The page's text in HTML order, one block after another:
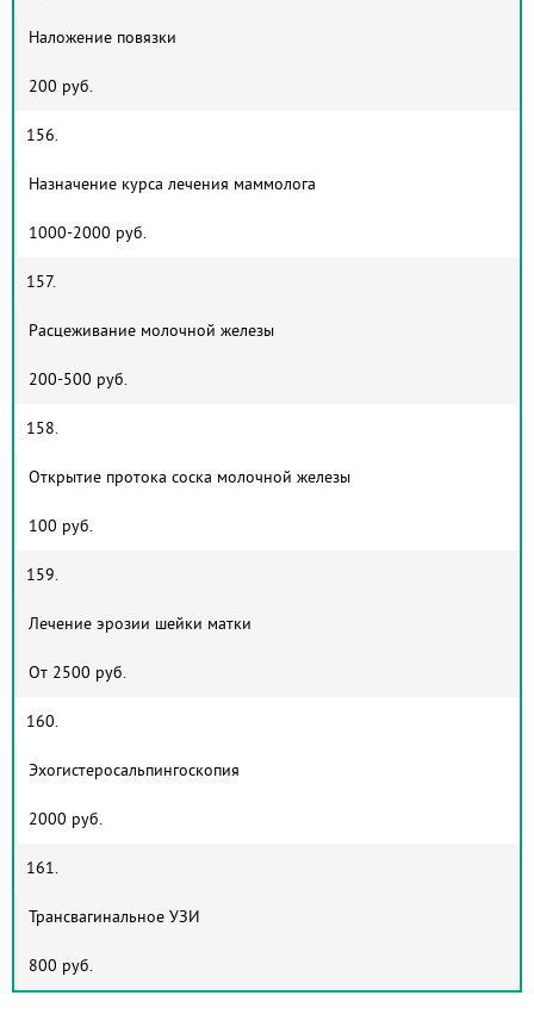
Наложение повязки
200 руб.
156.
Назначение курса лечения маммолога
1000-2000 руб.
157.
Расцеживание молочной железы
200-500 руб.
158.
Открытие протока соска молочной железы
100 руб.
159.
Лечение эрозии шейки матки
От 2500 руб.
160.
Эхогистеросальпингоскопия
2000 руб.
161.
Трансвагинальное УЗИ
800 руб.